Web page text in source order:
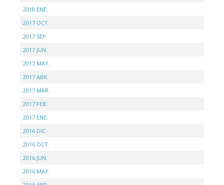
2018 ENE.
2017 OCT.
2017 SEP.
2017 JUN.
2017 MAY.
2017 ABR.
2017 MAR.
2017 FEB.
2017 ENE.
2016 DIC.
2016 OCT.
2016 JUN.
2016 MAY.